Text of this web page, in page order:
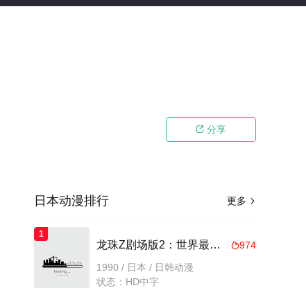
 分享
更多 
日本动漫排行
1
974
龙珠Z剧场版2：世界最强的高手
1990 / 日本 / 日韩动漫
状态：HD中字